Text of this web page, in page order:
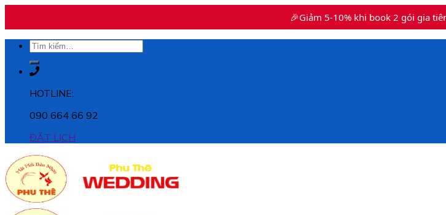
🎉Giảm 5-10% khi book 2 gói gia
content
Tìm
HOTLINE:
090 664 66 92
ĐẶT LỊCH